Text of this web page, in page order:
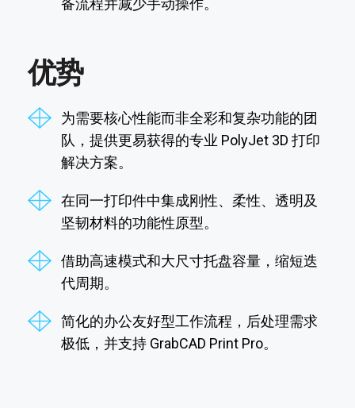
备流程并减少手动操作。
优势
为需要核心性能而非全彩和复杂功能的团
队，提供更易获得的专业 PolyJet 3D 打印
解决方案。
在同一打印件中集成刚性、柔性、透明及
坚韧材料的功能性原型。
借助高速模式和大尺寸托盘容量，缩短迭
代周期。
简化的办公友好型工作流程，后处理需求
极低，并支持 GrabCAD Print Pro。